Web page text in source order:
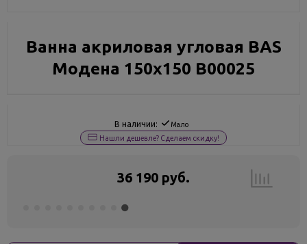
Ванна акриловая угловая BAS
Модена 150x150 В00025
В наличии: Мало
Нашли дешевле? Сделаем скидку!
36 190 руб.